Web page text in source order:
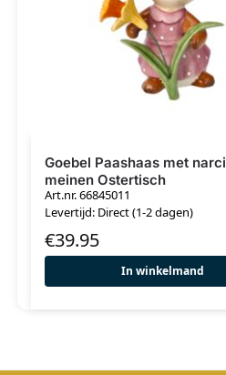
Goebel Paashaas met
meinen Ostertisch
Art.nr. 66845011
Levertijd: Direct (1-2 dagen)
€39.95
In winkelmand